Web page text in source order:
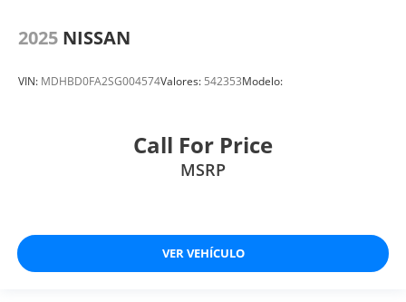
2025 NISSAN
VIN: MDHBD0FA2SG004574Valores: 542353Modelo:
Call For Price
MSRP
VER VEHÍCULO